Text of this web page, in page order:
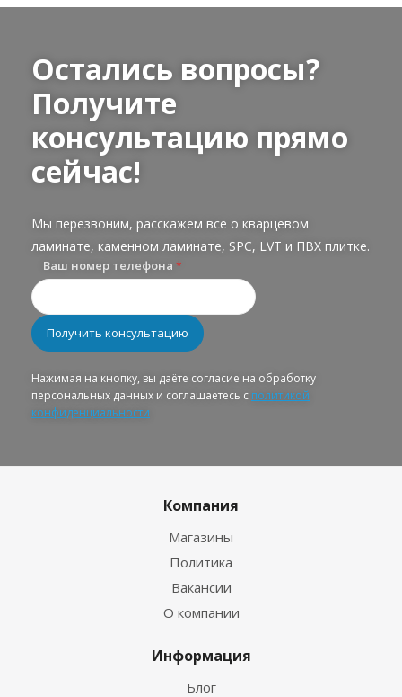
Остались вопросы?
Получите
консультацию прямо
сейчас!
Мы перезвоним, расскажем все о кварцевом
ламинате, каменном ламинате, SPC, LVT и ПВХ плитке.
Ваш номер телефона *
Нажимая на кнопку, вы даёте согласие на обработку
персональных данных и соглашаетесь с политикой
конфиденциальности
Компания
Магазины
Политика
Вакансии
О компании
Информация
Блог